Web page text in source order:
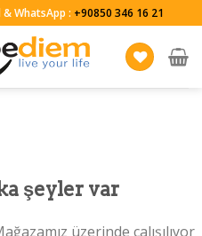
WhatsApp : +90850 346 16 21
şeyler var
üzerinde çalışılıyor